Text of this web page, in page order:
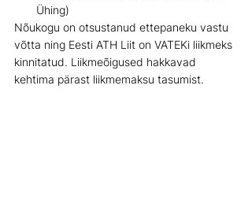
Ühing)
Nõukogu on otsustanud ettepaneku vastu
võtta ning Eesti ATH Liit on VATEKi liikmeks
kinnitatud. Liikmeõigused hakkavad
kehtima pärast liikmemaksu tasumist.